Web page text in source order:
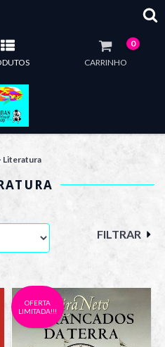
CARRINHO
0
Literatura
FILTRAR
OFERTA
LIMITADA!!!